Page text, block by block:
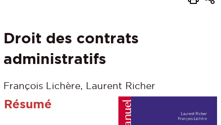
Droit des contrats
administratifs
François Lichère, Laurent Richer
Résumé